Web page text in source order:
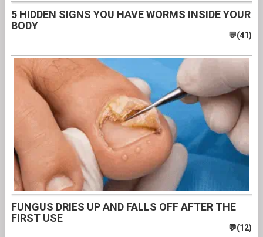
5 HIDDEN SIGNS YOU HAVE WORMS INSIDE YOUR
BODY
FUNGUS DRIES UP AND FALLS OFF AFTER THE
FIRST USE